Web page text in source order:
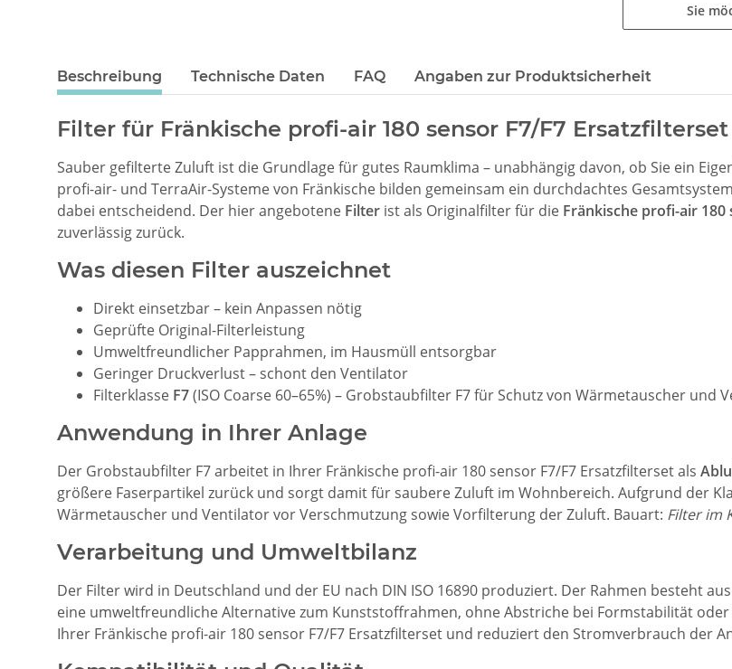
Sie
Beschreibung Technische Daten FAQ Angaben zur Produktsicherheit
Filter für Fränkische profi-air 180 sensor F7/F7
Sauber gefilterte Zuluft ist die Grundlage für gutes Raumklima – unabhängig davon, ob Sie ein
profi-air- und TerraAir-Systeme von Fränkische bilden gemeinsam ein durchdachtes
dabei entscheidend. Der hier angebotene Filter ist als Originalfilter für die Fränkische profi-air
zuverlässig zurück.
Was diesen Filter auszeichnet
Direkt einsetzbar – kein Anpassen nötig
Geprüfte Original-Filterleistung
Umweltfreundlicher Papprahmen, im Hausmüll entsorgbar
Geringer Druckverlust – schont den Ventilator
Filterklasse F7(ISO Coarse 60–65%) – Grobstaubfilter F7 für Schutz von Wärmetauscher
Anwendung in Ihrer Anlage
Der Grobstaubfilter F7 arbeitet in Ihrer Fränkische profi-air 180 sensor F7/F7 Ersatzfilterset als
größere Faserpartikel zurück und sorgt damit für saubere Zuluft im Wohnbereich. Aufgrund der
Wärmetauscher und Ventilator vor Verschmutzung sowie Vorfilterung der Zuluft. Bauart: Filter im
Verarbeitung und Umweltbilanz
Der Filter wird in Deutschland und der EU nach DIN ISO 16890 produziert. Der Rahmen besteht
eine umweltfreundliche Alternative zum Kunststoffrahmen, ohne Abstriche bei Formstabilität
Ihrer Fränkische profi-air 180 sensor F7/F7 Ersatzfilterset und reduziert den Stromverbrauch der